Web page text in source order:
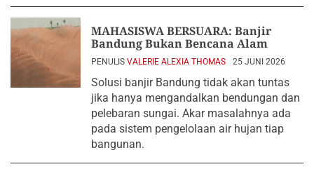
MAHASISWA BERSUARA: Banjir
Bandung Bukan Bencana Alam
PENULIS VALERIE ALEXIA THOMAS 25 JUNI 2026
Solusi banjir Bandung tidak akan tuntas
jika hanya mengandalkan bendungan dan
pelebaran sungai. Akar masalahnya ada
pada sistem pengelolaan air hujan tiap
bangunan.